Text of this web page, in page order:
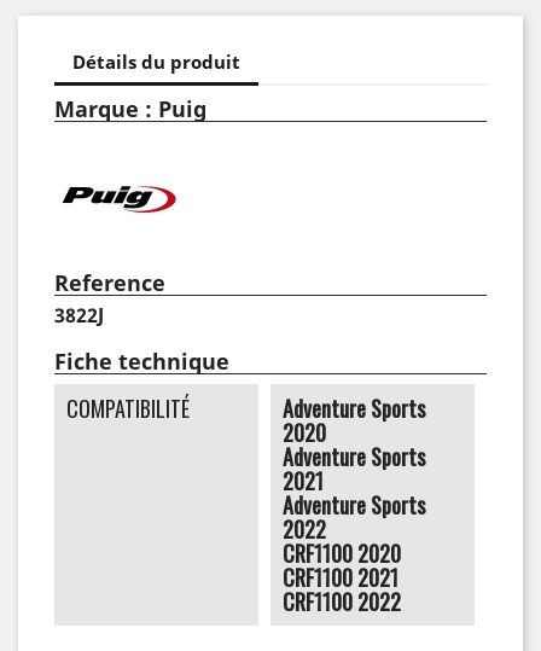
Détails du produit
Marque : Puig
Reference
3822J
Fiche technique
COMPATIBILITÉ Adventure Sports
2020
Adventure Sports
2021
Adventure Sports
2022
CRF1100 2020
CRF1100 2021
CRF1100 2022